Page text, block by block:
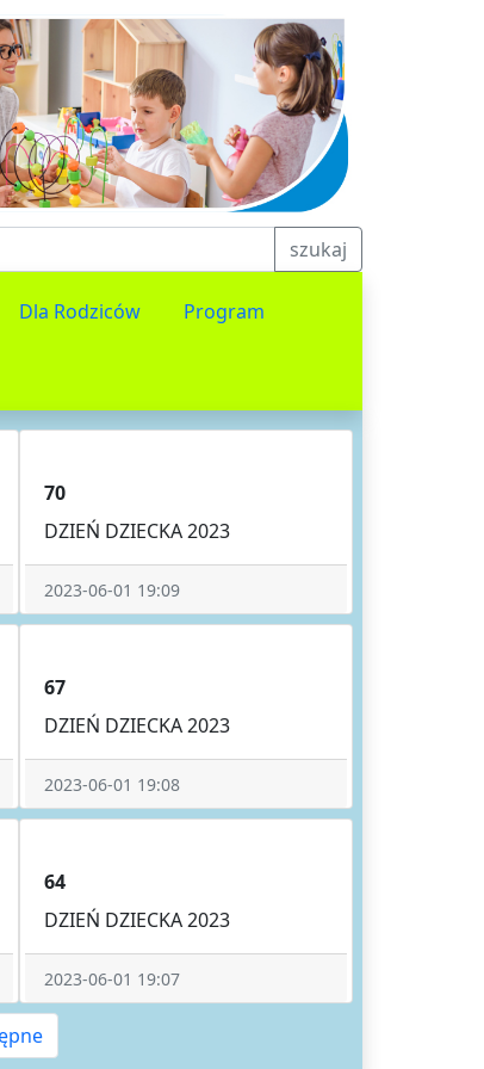
szukaj
Dla Rodziców Program
70
DZIEŃ DZIECKA 2023
2023-06-01 19:09
67
DZIEŃ DZIECKA 2023
2023-06-01 19:08
64
DZIEŃ DZIECKA 2023
2023-06-01 19:07